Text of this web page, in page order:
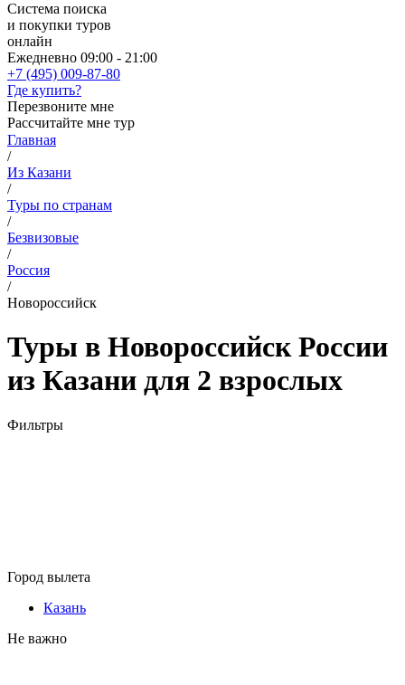
Система поиска
и покупки туров
онлайн
Ежедневно 09:00 - 21:00
+7 (495) 009-87-80
Где купить?
Перезвоните мне
Рассчитайте мне тур
Главная
/
Из Казани
/
Туры по странам
/
Безвизовые
/
Россия
/
Новороссийск
Туры в Новороссийск России
из Казани для 2 взрослых
Фильтры
Город вылета
Казань
Не важно